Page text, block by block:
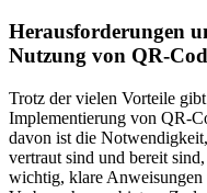
Herausforderungen
Nutzung von QR-
Trotz der vielen Vorteile
Implementierung von QR-
davon ist die
vertraut sind und bereit
wichtig, klare Anweisungen